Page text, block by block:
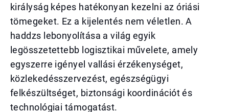
királyság képes hatékonyan kezelni az óriási
tömegeket. Ez a kijelentés nem véletlen. A
haddzs lebonyolítása a világ egyik
legösszetettebb logisztikai művelete, amely
egyszerre igényel vallási érzékenységet,
közlekedésszervezést, egészségügyi
felkészültséget, biztonsági koordinációt és
technológiai támogatást.